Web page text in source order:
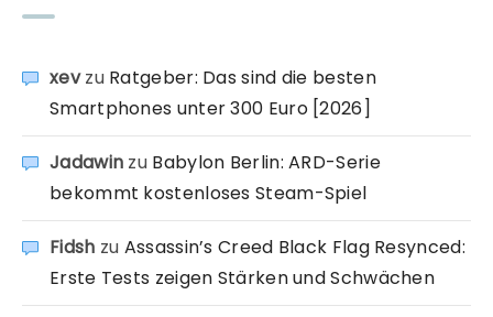
xevzu Ratgeber: Das sind die besten
Smartphones unter 300 Euro [2026]
Jadawin zu Babylon Berlin: ARD-Serie
bekommt kostenloses Steam-Spiel
Fidsh zu Assassin’s Creed Black Flag Resynced:
Erste Tests zeigen Stärken und Schwächen